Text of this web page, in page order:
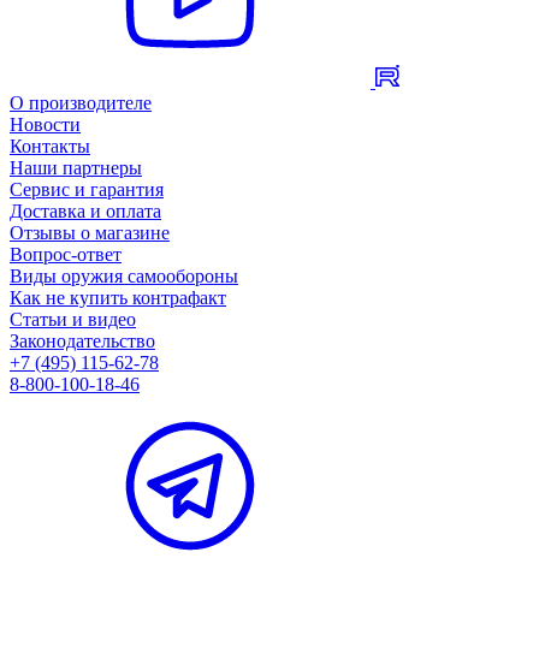
О производителе
Новости
Контакты
Наши партнеры
Сервис и гарантия
Доставка и оплата
Отзывы о магазине
Вопрос-ответ
Виды оружия самообороны
Как не купить контрафакт
Статьи и видео
Законодательство
+7 (495) 115-62-78
8-800-100-18-46